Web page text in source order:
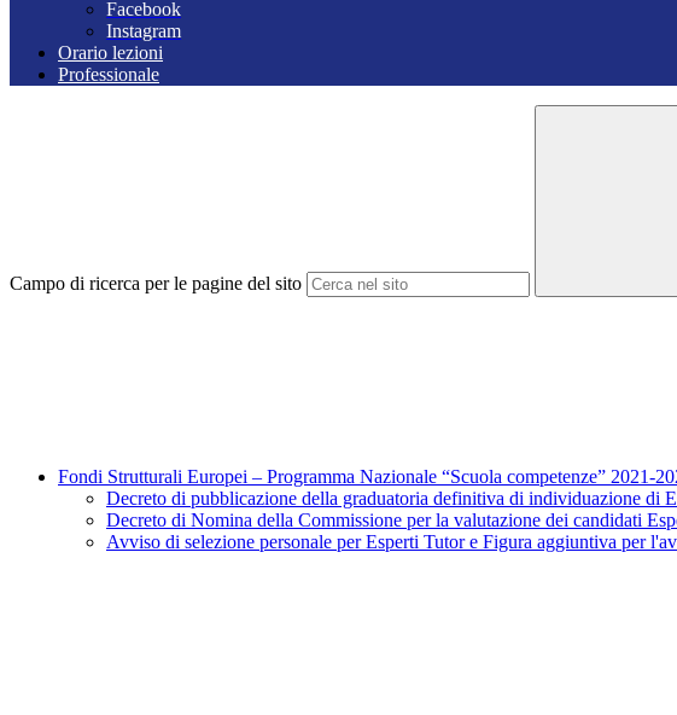
Facebook
Instagram
Orario lezioni
Professionale
Campo di ricerca per le pagine del sito
Fondi Strutturali Europei – Programma Nazionale “Scuola competenze” 2021-
Decreto di pubblicazione della graduatoria definitiva di individuazione
Decreto di Nomina della Commissione per la valutazione dei candidati
Avviso di selezione personale per Esperti Tutor e Figura aggiuntiva